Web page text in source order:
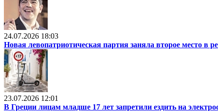
24.07.2026 18:03
Новая левопатриотическая партия заняла второе место в
23.07.2026 12:01
В Греции лицам младше 17 лет запретили ездить на